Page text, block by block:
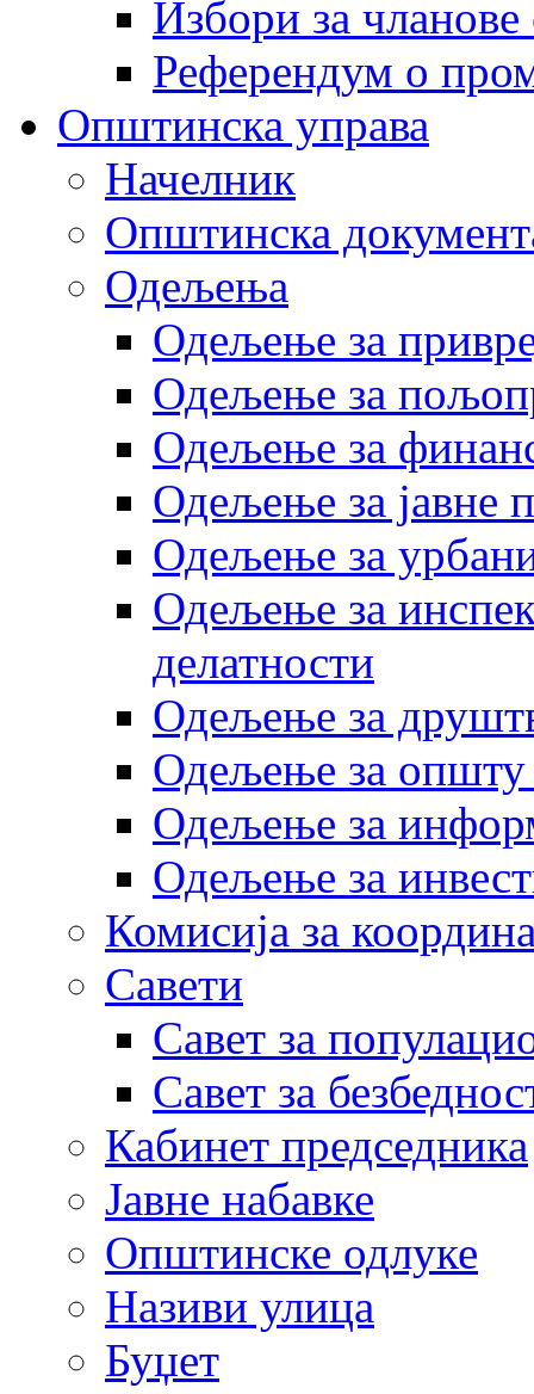
Избори за
Референдум о
Општинска управа
Начелник
Општинска
Одељења
Одељење за
Одељење за
Одељење за
Одељење за јавне
Одељење за
Одељење за
делатности
Одељење за
Одељење за општу
Одељење за
Одељење за
Комисија за
Савети
Савет за
Савет за
Кабинет председника
Јавне набавке
Општинске одлуке
Називи улица
Буџет